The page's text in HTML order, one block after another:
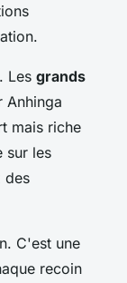
Les grands
Anhinga
mais riche
sur les
des
C'est une
recoin